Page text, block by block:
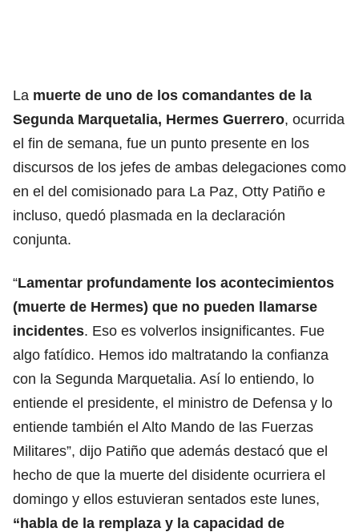
La muerte de uno de los comandantes de la
Segunda Marquetalia, Hermes Guerrero, ocurrida
el fin de semana, fue un punto presente en los
discursos de los jefes de ambas delegaciones como
en el del comisionado para La Paz, Otty Patiño e
incluso, quedó plasmada en la declaración
conjunta.
“Lamentar profundamente los acontecimientos
(muerte de Hermes) que no pueden llamarse
incidentes. Eso es volverlos insignificantes. Fue
algo fatídico. Hemos ido maltratando la confianza
con la Segunda Marquetalia. Así lo entiendo, lo
entiende el presidente, el ministro de Defensa y lo
entiende también el Alto Mando de las Fuerzas
Militares”, dijo Patiño que además destacó que el
hecho de que la muerte del disidente ocurriera el
domingo y ellos estuvieran sentados este lunes,
“habla de la remplaza y la capacidad de